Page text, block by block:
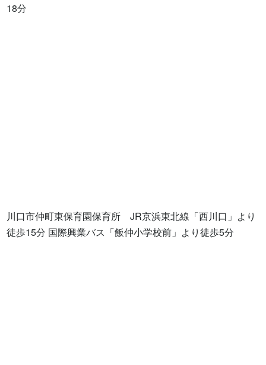
18分
川口市仲町東保育園保育所　JR京浜東北線「西川口」より
徒歩15分 国際興業バス「飯仲小学校前」より徒歩5分